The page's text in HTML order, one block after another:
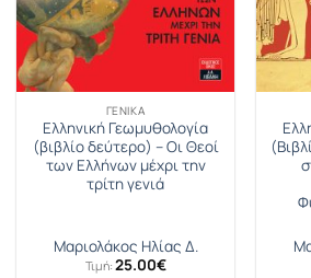
ΓΕΝΙΚΆ
Ελληνική Γεωμυθολογία
(βιβλίο δεύτερο) – Οι Θεοί
των Ελλήνων μέχρι την
τρίτη γενιά
Μαριολάκος Ηλίας Δ.
Τιμή: 25.00€